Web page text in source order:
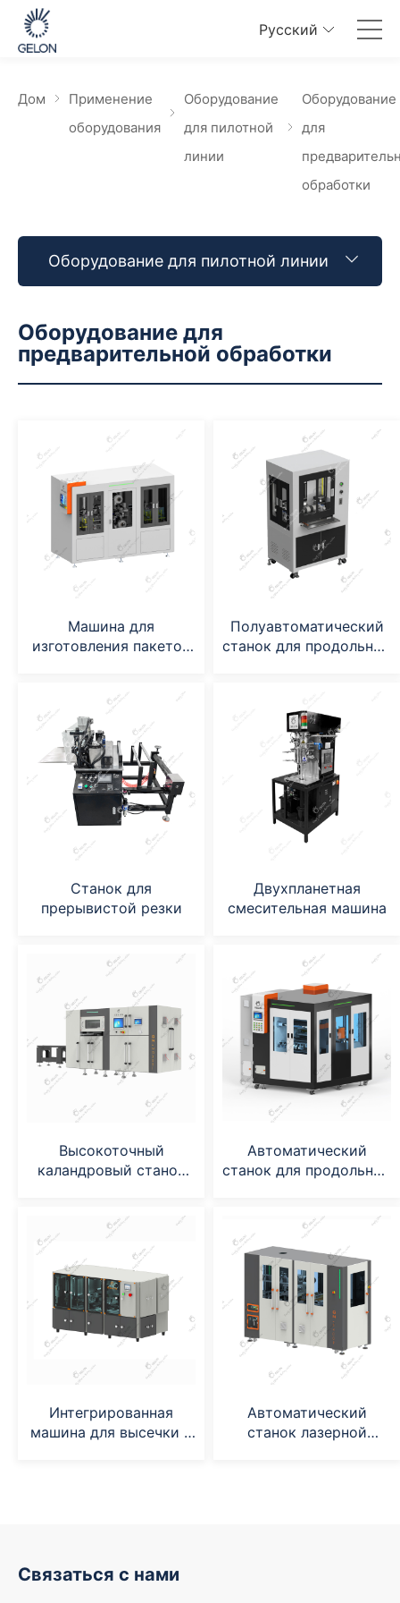
Pусский
Дом
Применение
оборудования
Оборудование
для пилотной
линии
Оборудование
для
обработки
Оборудование для пилотной линии
Оборудование для
предварительной обработки
Машина для
изготовления пакетов
Полуавтоматический
станок для продольной
Станок для
прерывистой резки
Двухпланетная
смесительная машина
Высокоточный
каландровый станок
Автоматический
станок для продольной
Интегрированная
машина для высечки и
Автоматический
станок лазерной
Связаться с нами